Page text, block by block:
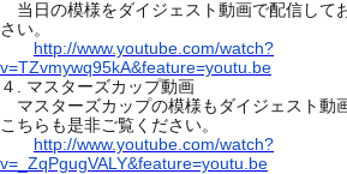
当日の模様をダイジェスト動画で配信して
さい。
http://www.youtube.com/watch?
v=TZvmywq95kA&feature=youtu.be
４
マスターズカップ動画
マスターズカップの模様もダイジェスト動
こちらも是非ご覧ください。
http://www.youtube.com/watch?
v=_ZqPgugVALY&feature=youtu.be